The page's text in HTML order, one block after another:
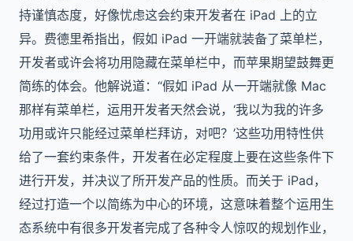
持谨慎态度，好像忧虑这会约束开发者在 iPad 上的立
异。费德里希指出，假如 iPad 一开端就装备了菜单栏，
开发者或许会将功用隐藏在菜单栏中，而苹果期望鼓舞更
简练的体会。他解说道：“假如 iPad 从一开端就像 Mac
那样有菜单栏，运用开发者天然会说，‘我以为我的许多
功用或许只能经过菜单栏拜访，对吧？’这些功用特性供
给了一套约束条件，开发者在必定程度上要在这些条件下
进行开发，并决议了所开发产品的性质。而关于 iPad，
经过打造一个以简练为中心的环境，这意味着整个运用生
态系统中有很多开发者完成了各种令人惊叹的规划作业，